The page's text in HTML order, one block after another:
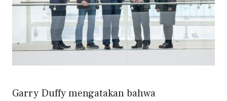
Garry Duffy mengatakan bahwa